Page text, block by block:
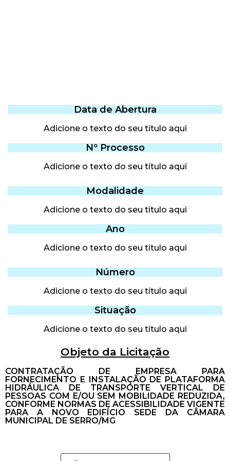
Data de Abertura
Adicione o texto do seu título aqui
Nº Processo
Adicione o texto do seu título aqui
Modalidade
Adicione o texto do seu título aqui
Ano
Adicione o texto do seu título aqui
Número
Adicione o texto do seu título aqui
Situação
Adicione o texto do seu título aqui
Objeto da Licitação
CONTRATAÇÃO DE EMPRESA PARA
FORNECIMENTO E INSTALAÇÃO DE PLATAFORMA
HIDRÁULICA DE TRANSPORTE VERTICAL DE
PESSOAS COM E/OU SEM MOBILIDADE REDUZIDA,
CONFORME NORMAS DE ACESSIBILIDADE VIGENTE
PARA A NOVO EDIFÍCIO SEDE DA CÂMARA
MUNICIPAL DE SERRO/MG